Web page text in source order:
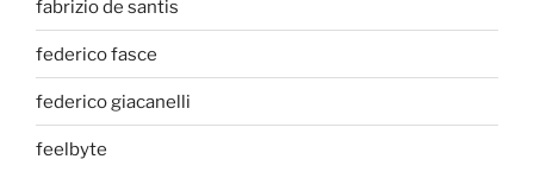
fabrizio de santis
federico fasce
federico giacanelli
feelbyte